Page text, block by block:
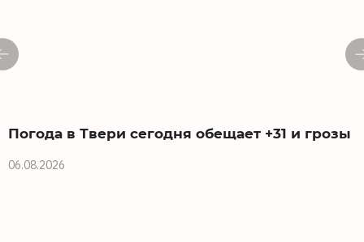
Погода в Твери сегодня обещает +31 и грозы
06.08.2026